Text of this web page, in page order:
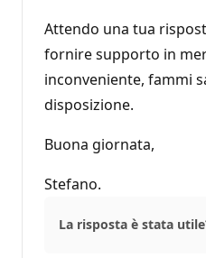
Attendo una tua
fornire supporto in
inconveniente, fammi
disposizione.
Buona giornata,
Stefano.
La risposta è stata